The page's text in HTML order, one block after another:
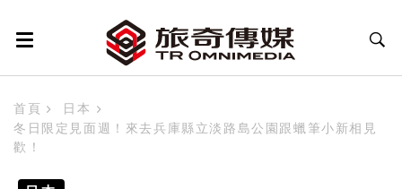
首頁
日本
冬日限定見面週！來去兵庫縣立淡路島公園跟蠟筆小新相見
歡！